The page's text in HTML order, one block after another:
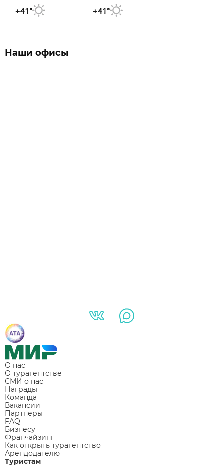
+41° +41°
Наши офисы
О нас
О турагентстве
СМИ о нас
Награды
Команда
Вакансии
Партнеры
FAQ
Бизнесу
Франчайзинг
Как открыть турагентство
Арендодателю
Туристам